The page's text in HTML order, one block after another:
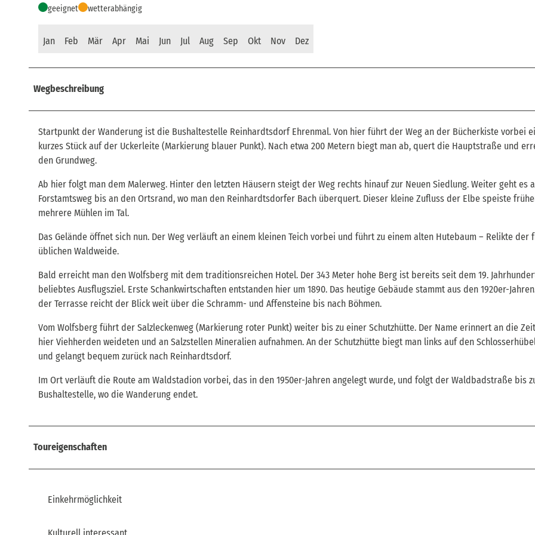
geeignet wetterabhängig
Jan Feb Mär Apr Mai Jun Jul Aug Sep Okt Nov Dez
Wegbeschreibung
Startpunkt der Wanderung ist die Bushaltestelle Reinhardtsdorf Ehrenmal. Von hier führt der Weg an der Bücherkiste vorbei
kurzes Stück auf der Uckerleite (Markierung blauer Punkt). Nach etwa 200 Metern biegt man ab, quert die Hauptstraße und
den Grundweg.
Ab hier folgt man dem Malerweg. Hinter den letzten Häusern steigt der Weg rechts hinauf zur Neuen Siedlung. Weiter geht es
Forstamtsweg bis an den Ortsrand, wo man den Reinhardtsdorfer Bach überquert. Dieser kleine Zufluss der Elbe speiste
mehrere Mühlen im Tal.
Das Gelände öffnet sich nun. Der Weg verläuft an einem kleinen Teich vorbei und führt zu einem alten Hutebaum – Relikte der
üblichen Waldweide.
Bald erreicht man den Wolfsberg mit dem traditionsreichen Hotel. Der 343 Meter hohe Berg ist bereits seit dem 19.
beliebtes Ausflugsziel. Erste Schankwirtschaften entstanden hier um 1890. Das heutige Gebäude stammt aus den 1920er-
der Terrasse reicht der Blick weit über die Schramm- und Affensteine bis nach Böhmen.
Vom Wolfsberg führt der Salzleckenweg (Markierung roter Punkt) weiter bis zu einer Schutzhütte. Der Name erinnert an die
hier Viehherden weideten und an Salzstellen Mineralien aufnahmen. An der Schutzhütte biegt man links auf den
und gelangt bequem zurück nach Reinhardtsdorf.
Im Ort verläuft die Route am Waldstadion vorbei, das in den 1950er-Jahren angelegt wurde, und folgt der Waldbadstraße bis
Bushaltestelle, wo die Wanderung endet.
Toureigenschaften
Einkehrmöglichkeit